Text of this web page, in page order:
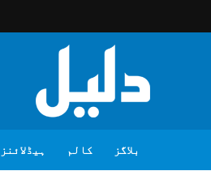
بلاگز کالم ہیڈلائنز